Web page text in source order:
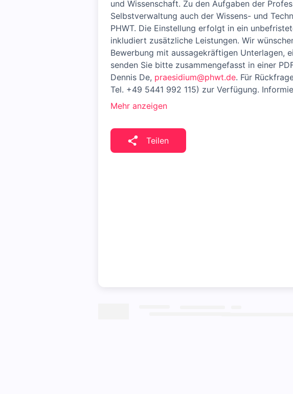
und Wissenschaft. Zu den Aufgaben der
Selbstverwaltung auch der Wissens- und
PHWT. Die Einstellung erfolgt in ein
inkludiert zusätzliche Leistungen. Wir
Bewerbung mit aussagekräftigen Unterlagen,
senden Sie bitte zusammengefasst in einer
Dennis De, praesidium@phwt.de. Für
Tel. +49 5441 992 115) zur Verfügung.
Mehr anzeigen
Teilen